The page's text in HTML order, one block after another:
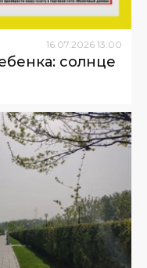
16.07.2026 13:00
солнце